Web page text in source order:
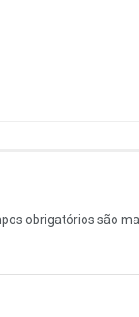
obrigatórios são